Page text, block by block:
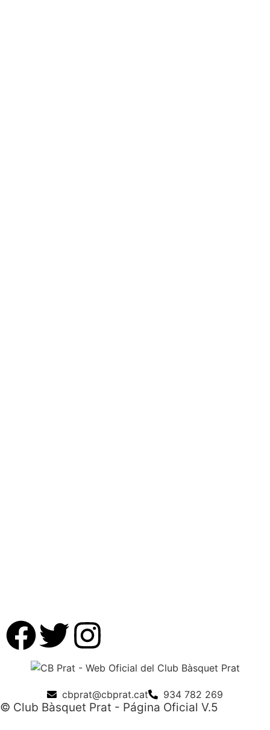
cbprat@cbprat.cat 934 782 269
© Club Bàsquet Prat - Página Oficial V.5